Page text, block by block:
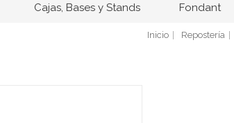
Cajas, Bases y Stands Fondant
Inicio Repostería